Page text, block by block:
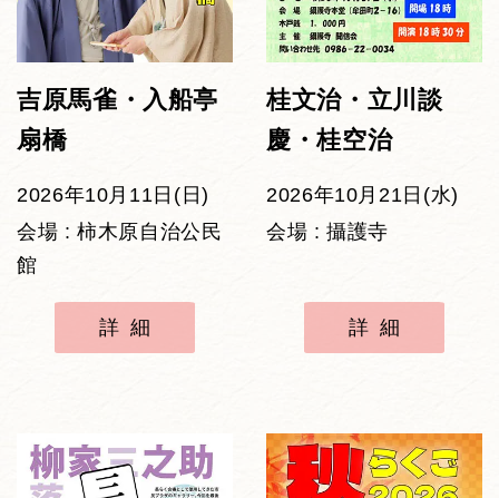
吉原馬雀・入船亭
扇橋
2026年10月11日(日)
会場 : 柿木原自治公民
館
詳細
桂文治・立川談
慶・桂空治
2026年10月21日(水)
会場 : 攝護寺
詳細